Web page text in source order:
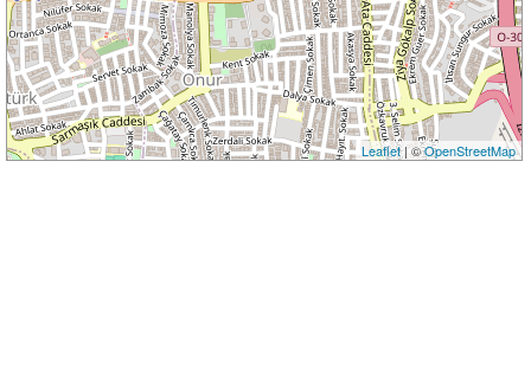
Leaflet| ©OpenStreetMap